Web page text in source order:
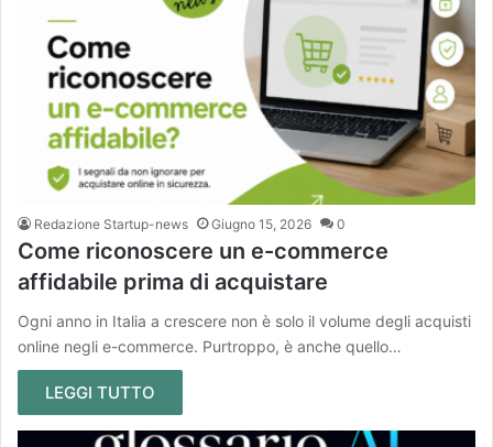
Redazione Startup-news Giugno 15, 2026 0
Come riconoscere un e-commerce
affidabile prima di acquistare
Ogni anno in Italia a crescere non è solo il volume degli acquisti
online negli e-commerce. Purtroppo, è anche quello…
LEGGI TUTTO